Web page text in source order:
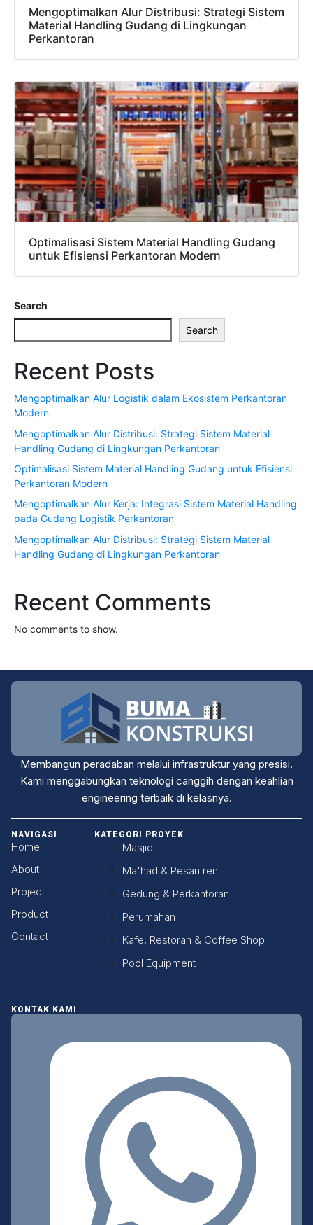
Mengoptimalkan Alur Distribusi: Strategi Sistem
Material Handling Gudang di Lingkungan
Perkantoran
Optimalisasi Sistem Material Handling Gudang
untuk Efisiensi Perkantoran Modern
Search
Search
Recent Posts
Mengoptimalkan Alur Logistik dalam Ekosistem Perkantoran
Modern
Mengoptimalkan Alur Distribusi: Strategi Sistem Material
Handling Gudang di Lingkungan Perkantoran
Optimalisasi Sistem Material Handling Gudang untuk Efisiensi
Perkantoran Modern
Mengoptimalkan Alur Kerja: Integrasi Sistem Material Handling
pada Gudang Logistik Perkantoran
Mengoptimalkan Alur Distribusi: Strategi Sistem Material
Handling Gudang di Lingkungan Perkantoran
Recent Comments
No comments to show.
Membangun peradaban melalui infrastruktur yang presisi.
Kami menggabungkan teknologi canggih dengan keahlian
engineering terbaik di kelasnya.
NAVIGASI
Home
About
Project
Product
Contact
KATEGORI PROYEK
Masjid
Ma'had & Pesantren
Gedung & Perkantoran
Perumahan
Kafe, Restoran & Coffee Shop
Pool Equipment
KONTAK KAMI